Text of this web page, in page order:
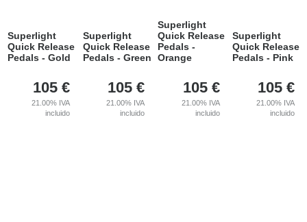
Superlight
Quick Release
Pedals - Gold
105 €
21.00% IVA
incluido
Superlight
Quick Release
Pedals - Green
105 €
21.00% IVA
incluido
Superlight
Quick Release
Pedals -
Orange
105 €
21.00% IVA
incluido
Superlight
Quick Release
Pedals - Pink
105 €
21.00% IVA
incluido